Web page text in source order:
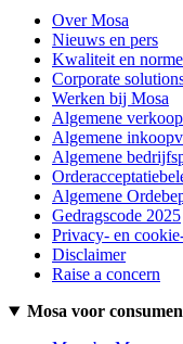
Over Mosa
Nieuws en pers
Kwaliteit en
Corporate
Werken bij Mosa
Algemene
Algemene
Algemene
Algemene
Gedragscode 2025
Privacy- en
Disclaimer
Raise a concern
Mosa voor